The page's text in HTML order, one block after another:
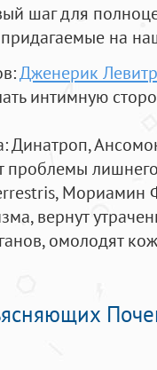
шаг для
на
Дженерик
интимную
: Динатроп,
проблемы
Мориамин
вернут
омолодят